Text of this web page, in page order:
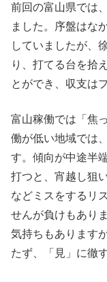
前回の富山県では
ました。序盤はな
していましたが、
り、打てる台を拾
とができ、収支は
富山稼働では「焦
働が低い地域では
す。傾向が中途半
打つと、宵越し狙
などミスをするリ
せんが負けもあり
気持ちもあります
たず、「見」に徹